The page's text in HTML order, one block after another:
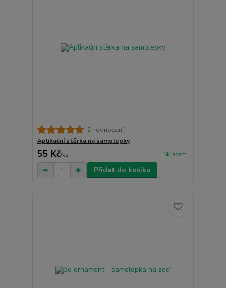
2 hodnocení
Aplikační stěrka na samolepky
55 Kč/ks Skladem
Přidat do košíku